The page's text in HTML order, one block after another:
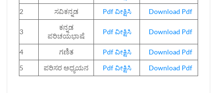
2
ಸವಿಕನ್ನಡ Pdf ವೀಕ್ಷಿಸಿ Download Pdf
3
ಕನ್ನಡ
ಪರಿಚಯಭಾಷೆ
Pdf ವೀಕ್ಷಿಸಿ Download Pdf
4 ಗಣಿತ Pdf ವೀಕ್ಷಿಸಿ
Download Pdf
5
ಪರಿಸರ ಅಧ್ಯಯನ Pdf ವೀಕ್ಷಿಸಿ Download Pdf